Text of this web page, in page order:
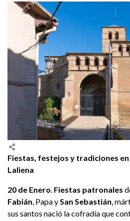
Fiestas, festejos y tradiciones
Laliena
20 de Enero Fiestas patronales
Fabián , Papa y San Sebastián ,
sus santos nació la cofradía que